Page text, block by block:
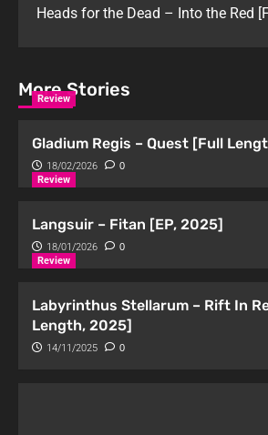
Heads for the Dead – Into the Red
More Stories
Review
Gladium Regis – Quest [Full
18/02/2026 0
Review
Langsuir – Fitan [EP, 2025]
18/01/2026 0
Review
Labyrinthus Stellarum – Rift In
Length, 2025]
14/11/2025 0